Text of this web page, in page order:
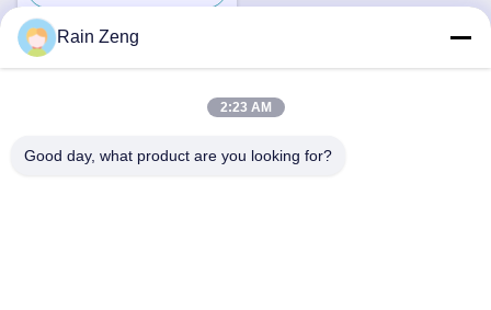
Adres
Rain Zeng
2:23 AM
Good day, what product are you looking for?